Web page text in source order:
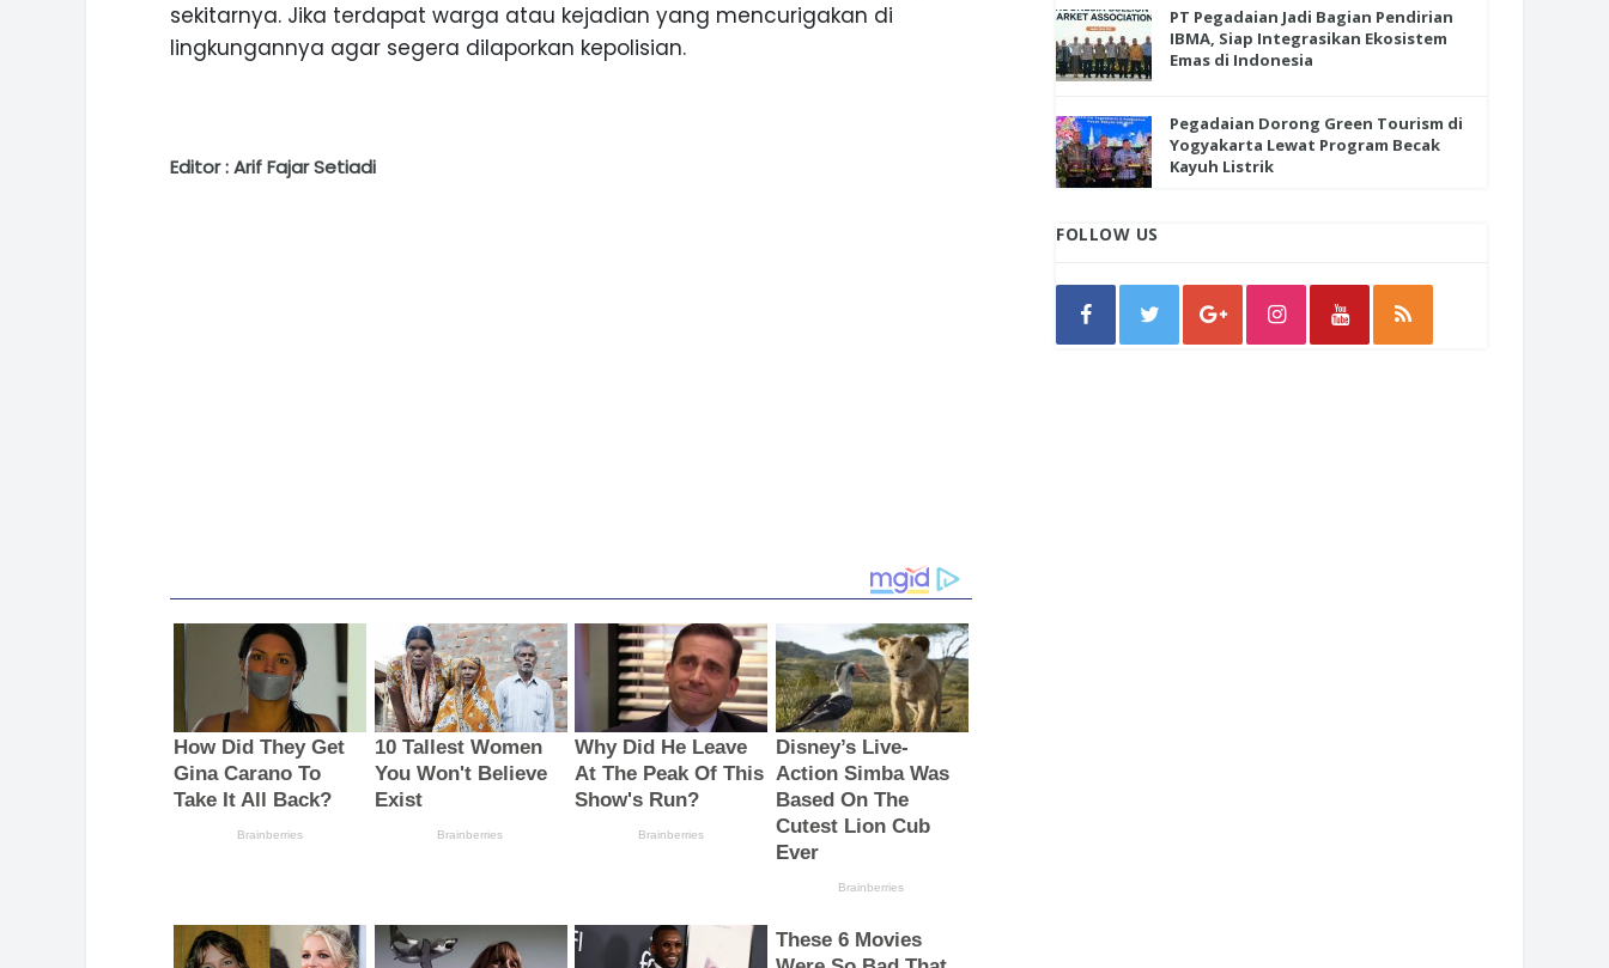
sekitarnya. Jika terdapat warga atau kejadian yang mencurigakan di
lingkungannya agar segera dilaporkan kepolisian.
Editor : Arif Fajar Setiadi
PT Pegadaian Jadi Bagian Pendirian
IBMA, Siap Integrasikan Ekosistem
Emas di Indonesia
Pegadaian Dorong Green Tourism di
Yogyakarta Lewat Program Becak
Kayuh Listrik
FOLLOW US